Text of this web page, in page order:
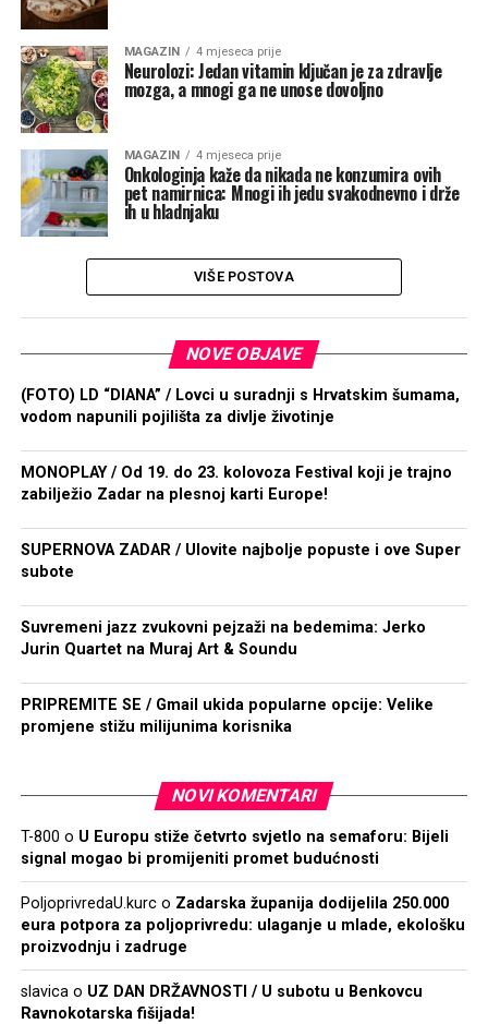
MAGAZIN 4 mjeseca prije
Neurolozi: Jedan vitamin ključan je za zdravlje
mozga, a mnogi ga ne unose dovoljno
MAGAZIN 4 mjeseca prije
Onkologinja kaže da nikada ne konzumira ovih
pet namirnica: Mnogi ih jedu svakodnevno i drže
ih u hladnjaku
VIŠE POSTOVA
NOVE OBJAVE
(FOTO) LD “DIANA” / Lovci u suradnji s Hrvatskim šumama,
vodom napunili pojilišta za divlje životinje
MONOPLAY / Od 19. do 23. kolovoza Festival koji je trajno
zabilježio Zadar na plesnoj karti Europe!
SUPERNOVA ZADAR / Ulovite najbolje popuste i ove Super
subote
Suvremeni jazz zvukovni pejzaži na bedemima: Jerko
Jurin Quartet na Muraj Art & Soundu
PRIPREMITE SE / Gmail ukida popularne opcije: Velike
promjene stižu milijunima korisnika
NOVI KOMENTARI
T-800 o U Europu stiže četvrto svjetlo na semaforu: Bijeli
signal mogao bi promijeniti promet budućnosti
PoljoprivredaU.kurco Zadarska županija dodijelila 250.000
eura potpora za poljoprivredu: ulaganje u mlade, ekološku
proizvodnju i zadruge
slavicao UZ DAN DRŽAVNOSTI / U subotu u Benkovcu
Ravnokotarska fišijada!